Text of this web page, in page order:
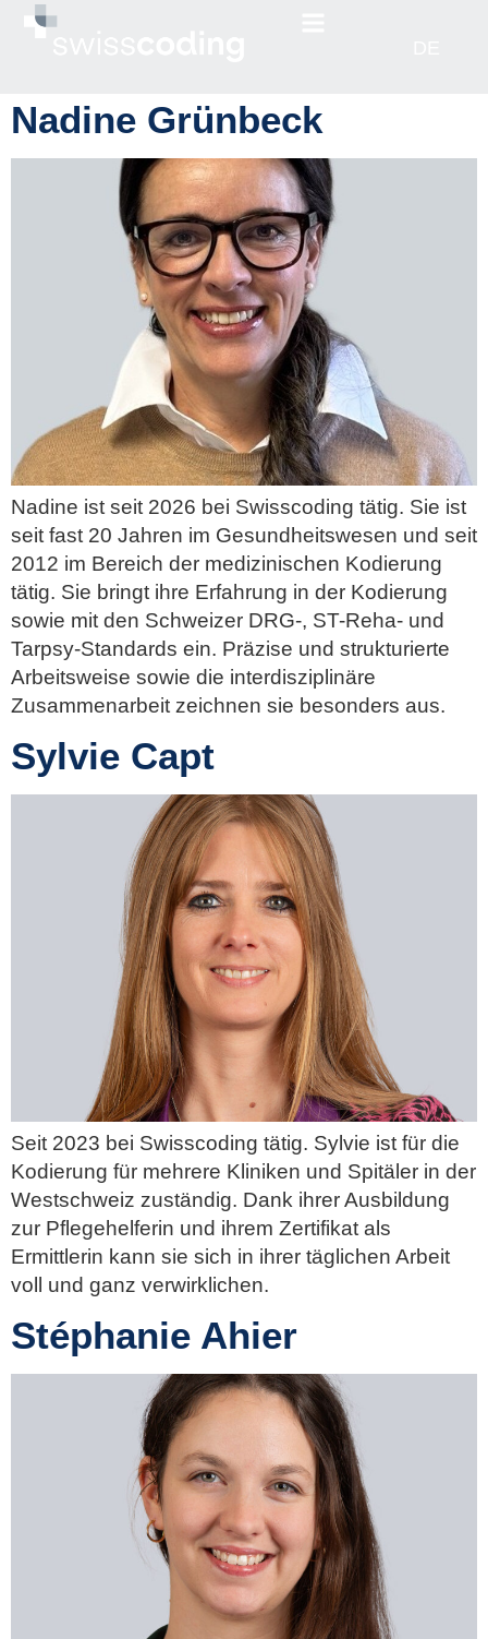
Nadine Grünbeck
Nadine ist seit 2026 bei Swisscoding tätig. Sie ist
seit fast 20 Jahren im Gesundheitswesen und seit
2012 im Bereich der medizinischen Kodierung
tätig. Sie bringt ihre Erfahrung in der Kodierung
sowie mit den Schweizer DRG-, ST-Reha- und
Tarpsy-Standards ein. Präzise und strukturierte
Arbeitsweise sowie die interdisziplinäre
Zusammenarbeit zeichnen sie besonders aus.
Sylvie Capt
Seit 2023 bei Swisscoding tätig. Sylvie ist für die
Kodierung für mehrere Kliniken und Spitäler in der
Westschweiz zuständig. Dank ihrer Ausbildung
zur Pflegehelferin und ihrem Zertifikat als
Ermittlerin kann sie sich in ihrer täglichen Arbeit
voll und ganz verwirklichen.
Stéphanie Ahier